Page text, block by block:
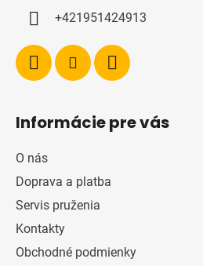
+421951424913
Informácie pre vás
O nás
Doprava a platba
Servis pruženia
Kontakty
Obchodné podmienky